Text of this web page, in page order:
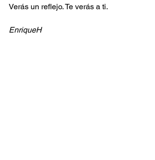
Verás un reflejo. Te verás a ti.
EnriqueH